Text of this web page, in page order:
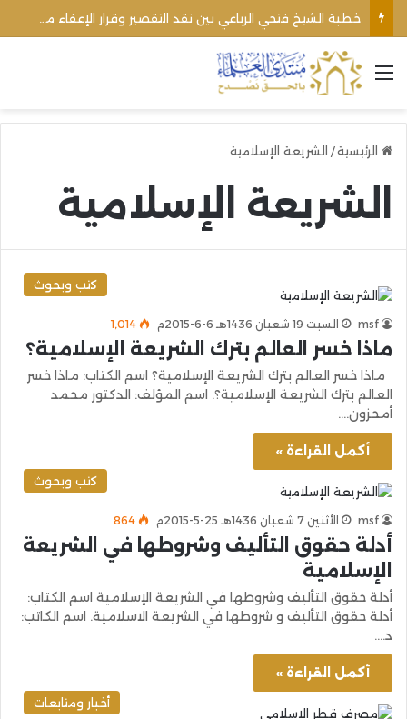
القائمة
الرئيسية/ الشريعة الإسلامية
الشريعة الإسلامية
كتب وبحوث
msf السبت 19 شعبان 1436هـ 6-6-2015م 1٬014
ماذا خسر العالم بترك الشريعة الإسلامية؟
ماذا خسر العالم بترك الشريعة الإسلامية؟ اسم الكتاب: ماذا خسر
العالم بترك الشريعة الإسلامية؟. اسم المؤلف: الدكتور محمد
أمحزون.…
أكمل القراءة »
كتب وبحوث
msf الأثنين 7 شعبان 1436هـ 25-5-2015م 864
أدلة حقوق التأليف وشروطها في الشريعة
الإسلامية
أدلة حقوق التأليف وشروطها في الشريعة الإسلامية اسم الكتاب:
أدلة حقوق التأليف و شروطها في الشريعة الاسلامية. اسم الكاتب:
د.…
أكمل القراءة »
أخبار ومتابعات